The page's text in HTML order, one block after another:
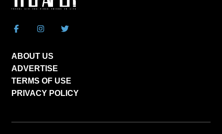
ABOUT US
ADVERTISE
TERMS OF USE
PRIVACY POLICY